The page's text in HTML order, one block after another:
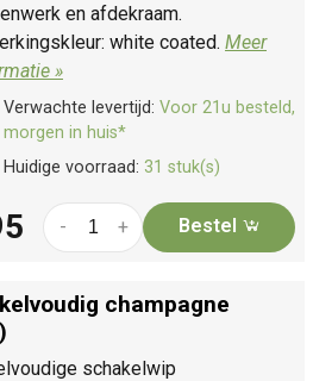
en afdekraam.
white coated. Meer
»
Verwachte levertijd: Voor 21u besteld,
morgen in huis*
Huidige voorraad: 31 stuk(s)
+
- Bestel
champagne
schakelwip